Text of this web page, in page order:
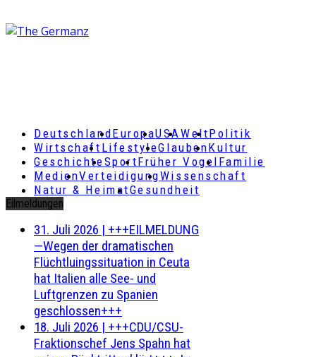
DeutschlandEuropaUSAWeltPolitik
Wirtschaft LifestyleGlaubenKultur
GeschichteSportFrüher Vogel Familie
MedienVerteidigungWissenschaft
Natur & HeimatGesundheit
Eilmeldungen
31. Juli 2026 | +++EILMELDUNG
—Wegen der dramatischen
Flüchtluingssituation in Ceuta
hat Italien alle See- und
Luftgrenzen zu Spanien
geschlossen+++
18. Juli 2026 | +++CDU/CSU-
Fraktionschef Jens Spahn hat